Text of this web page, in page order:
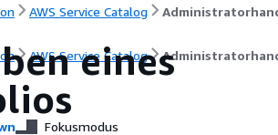
AWS Service Catalog
AWS Service Catalog
eines
Fokusmodus